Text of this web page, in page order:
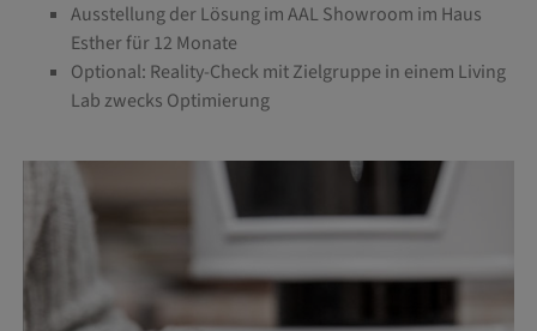
Ausstellung der Lösung im AAL Showroom im Haus
Esther für 12 Monate
Optional: Reality-Check mit Zielgruppe in einem Living
Lab zwecks Optimierung